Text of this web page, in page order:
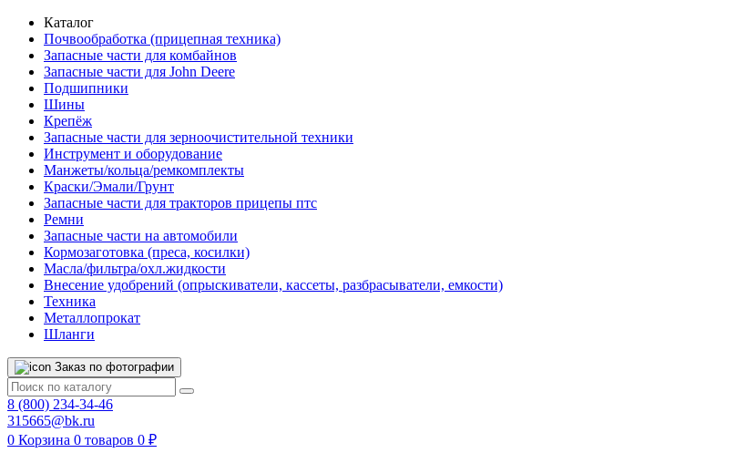
Каталог
Почвообработка (прицепная техника)
Запасные части для комбайнов
Запасные части для John Deere
Подшипники
Шины
Крепёж
Запасные части для зерноочистительной техники
Инструмент и оборудование
Манжеты/кольца/ремкомплекты
Краски/Эмали/Грунт
Запасные части для тракторов прицепы птс
Ремни
Запасные части на автомобили
Кормозаготовка (преса, косилки)
Масла/фильтра/охл.жидкости
Внесение удобрений (опрыскиватели, кассеты, разбрасыватели, емкости)
Техника
Металлопрокат
Шланги
Заказ по фотографии
8 (800) 234-34-46
315665@bk.ru
0 Корзина 0 товаров 0 ₽